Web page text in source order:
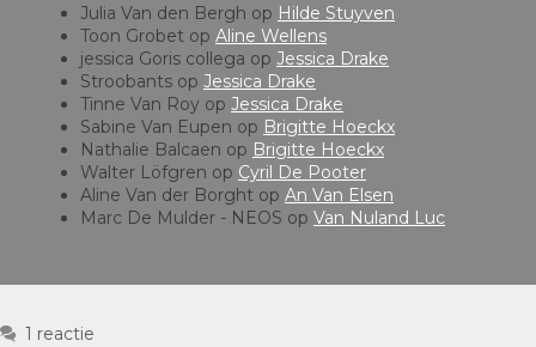
Julia Van den Bergh op Hilde Stuyven
Toon Grobet op Aline Wellens
jessica Goris collega op Jessica Drake
Stroobants op Jessica Drake
Tinne Van Roy op Jessica Drake
Sabine Van Eupen op Brigitte Hoeckx
Nathalie Balcaen op Brigitte Hoeckx
Walter Löfgren op Cyril De Pooter
Aline Van der Borght op An Van Elsen
Marc De Mulder - NEOS op Van Nuland Luc
1 reactie